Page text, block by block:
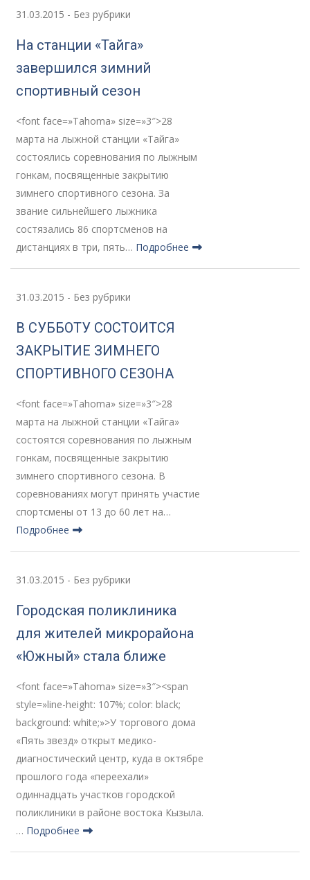
31.03.2015 - Без рубрики
На станции «Тайга»
завершился зимний
спортивный сезон
<font face=»Tahoma» size=»3″>28
марта на лыжной станции «Тайга»
состоялись соревнования по лыжным
гонкам, посвященные закрытию
зимнего спортивного сезона. За
звание сильнейшего лыжника
состязались 86 спортсменов на
дистанциях в три, пять… Подробнее
31.03.2015 - Без рубрики
В СУББОТУ СОСТОИТСЯ
ЗАКРЫТИЕ ЗИМНЕГО
СПОРТИВНОГО СЕЗОНА
<font face=»Tahoma» size=»3″>28
марта на лыжной станции «Тайга»
состоятся соревнования по лыжным
гонкам, посвященные закрытию
зимнего спортивного сезона. В
соревнованиях могут принять участие
спортсмены от 13 до 60 лет на…
Подробнее
31.03.2015 - Без рубрики
Городская поликлиника
для жителей микрорайона
«Южный» стала ближе
<font face=»Tahoma» size=»3″><span
style=»line-height: 107%; color: black;
background: white;»>У торгового дома
«Пять звезд» открыт медико-
диагностический центр, куда в октябре
прошлого года «переехали»
одиннадцать участков городской
поликлиники в районе востока Кызыла.
… Подробнее